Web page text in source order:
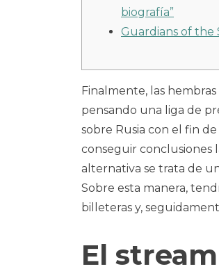
biografía”
Guardians of the
Finalmente, las
pensando una liga de
sobre Rusia con el fin
conseguir conclusiones
alternativa se trata de
Sobre esta manera,
billeteras y,
El